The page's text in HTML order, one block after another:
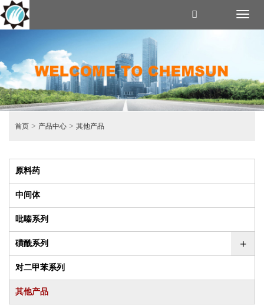
首页 > 产品中心 > 其他产品
原料药
中间体
吡嗪系列
磺酰系列 +
对二甲苯系列
其他产品